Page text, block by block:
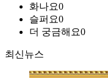
화나요0
슬퍼요0
더 궁금해요0
최신뉴스